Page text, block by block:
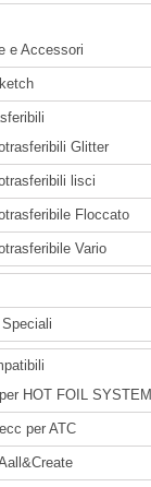
e Accessori
Glitter
lisci
Floccato
Vario
HOT FOIL SYSTEM
per ATC